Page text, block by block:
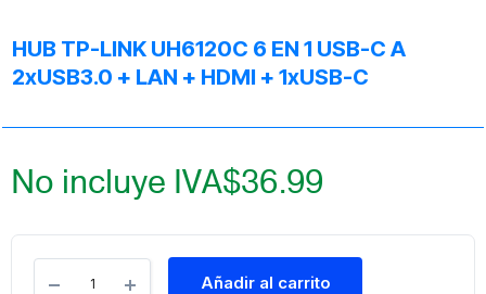
HUB TP-LINK UH6120C 6 EN 1 USB-C A
2xUSB3.0 + LAN + HDMI + 1xUSB-C
$36.99
No incluye IVA
Añadir al carrito